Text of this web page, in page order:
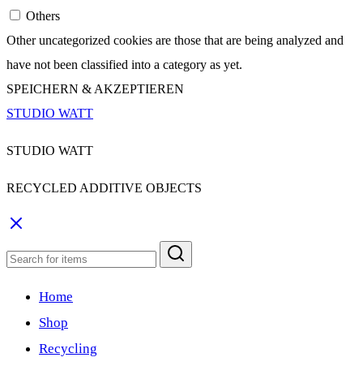
Others
Other uncategorized cookies are those that are being analyzed and
have not been classified into a category as yet.
SPEICHERN & AKZEPTIEREN
STUDIO WATT
STUDIO WATT
RECYCLED ADDITIVE OBJECTS
Home
Shop
Recycling